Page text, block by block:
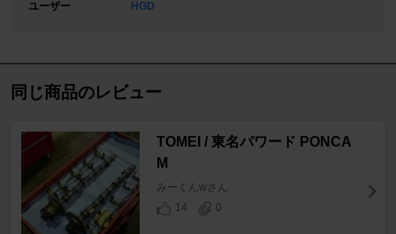
ユーザー
HGD
同じ商品のレビュー
TOMEI / 東名パワード PONCA
M
みーくんwさん
14
0